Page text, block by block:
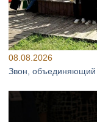
08.08.2026
Звон, объединяющий